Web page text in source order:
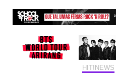
HIT!NEWS